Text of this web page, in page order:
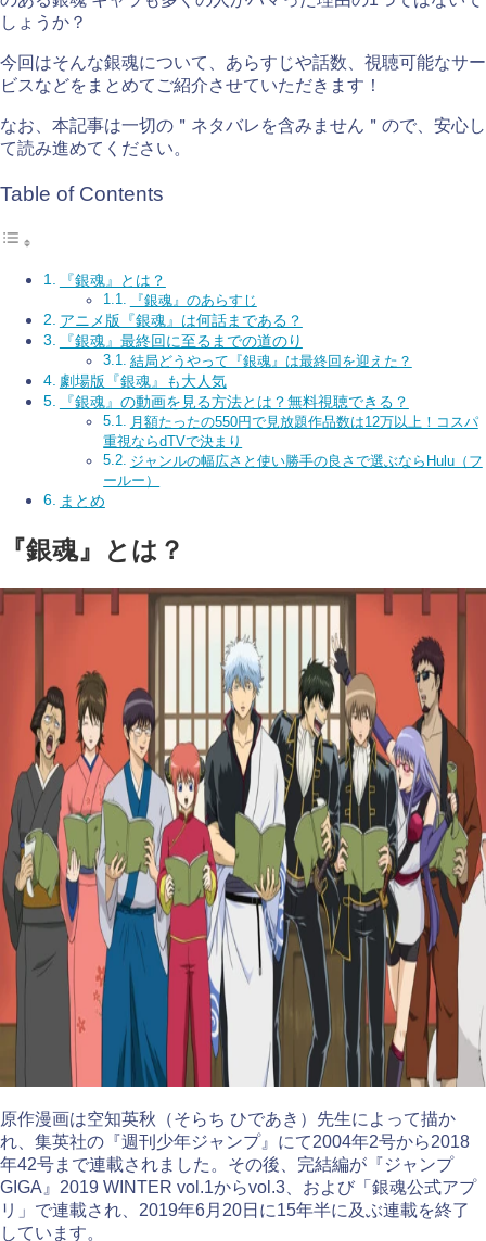
しょうか？
今回はそんな銀魂について、あらすじや話数、視聴可能なサー
ビスなどをまとめてご紹介させていただきます！
なお、本記事は一切の＂ネタバレを含みません＂ので、安心し
て読み進めてください。
Table of Contents
『銀魂』とは？
『銀魂』のあらすじ
アニメ版『銀魂』は何話まである？
『銀魂』最終回に至るまでの道のり
結局どうやって『銀魂』は最終回を迎えた？
劇場版『銀魂』も大人気
『銀魂』の動画を見る方法とは？無料視聴できる？
月額たったの550円で見放題作品数は12万以上！コスパ
重視ならdTVで決まり
ジャンルの幅広さと使い勝手の良さで選ぶならHulu（フ
ールー）
まとめ
『銀魂』とは？
原作漫画は空知英秋（そらち ひであき）先生によって描か
れ、集英社の『週刊少年ジャンプ』にて2004年2号から2018
年42号まで連載されました。その後、完結編が『ジャンプ
GIGA』2019 WINTER vol.1からvol.3、および「銀魂公式アプ
リ」で連載され、2019年6月20日に15年半に及ぶ連載を終了
しています。